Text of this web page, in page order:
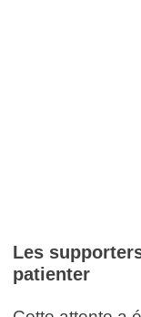
Les
patienter